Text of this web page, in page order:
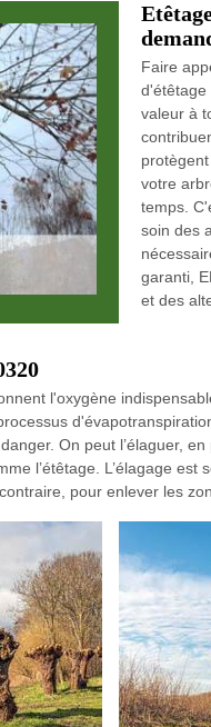
Faire
d'étêtage
valeur à
votre
temps.
soin des
garanti,
et des
l'oxygène
On peut l’élaguer,
l’étêtage. L’élagage est
pour enlever les